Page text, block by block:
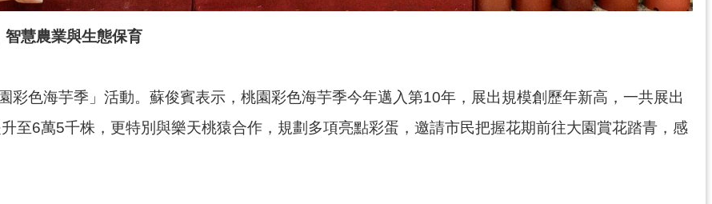
慧農業與生態保育
色海芋季」活動。蘇俊賓表示，桃園彩色海芋季今年邁入第10年，展出規模創歷年新高，一共展出
至6萬5千株，更特別與樂天桃猿合作，規劃多項亮點彩蛋，邀請市民把握花期前往大園賞花踏青，感